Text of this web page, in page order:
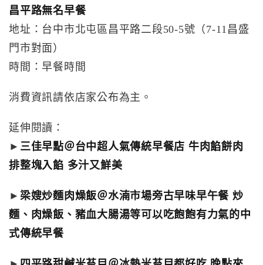
昌平路無名早餐
地址：台中市北屯區昌平路二段50-5號（7-11昌盛
門市對面）
時間：早餐時間
消費資訊請依店家公布為主。
延伸閱讀：
► 三佳早點＠台中超人氣傳統早餐店 牛肉餡餅肉
排整塊入餡 多汁又鮮美
► 梁嫂炒麵肉燥飯＠水湳市場旁古早味早午餐 炒
麵、肉燥飯、豬血大腸湯等可以吃飽飽有力氣的中
式傳統早餐